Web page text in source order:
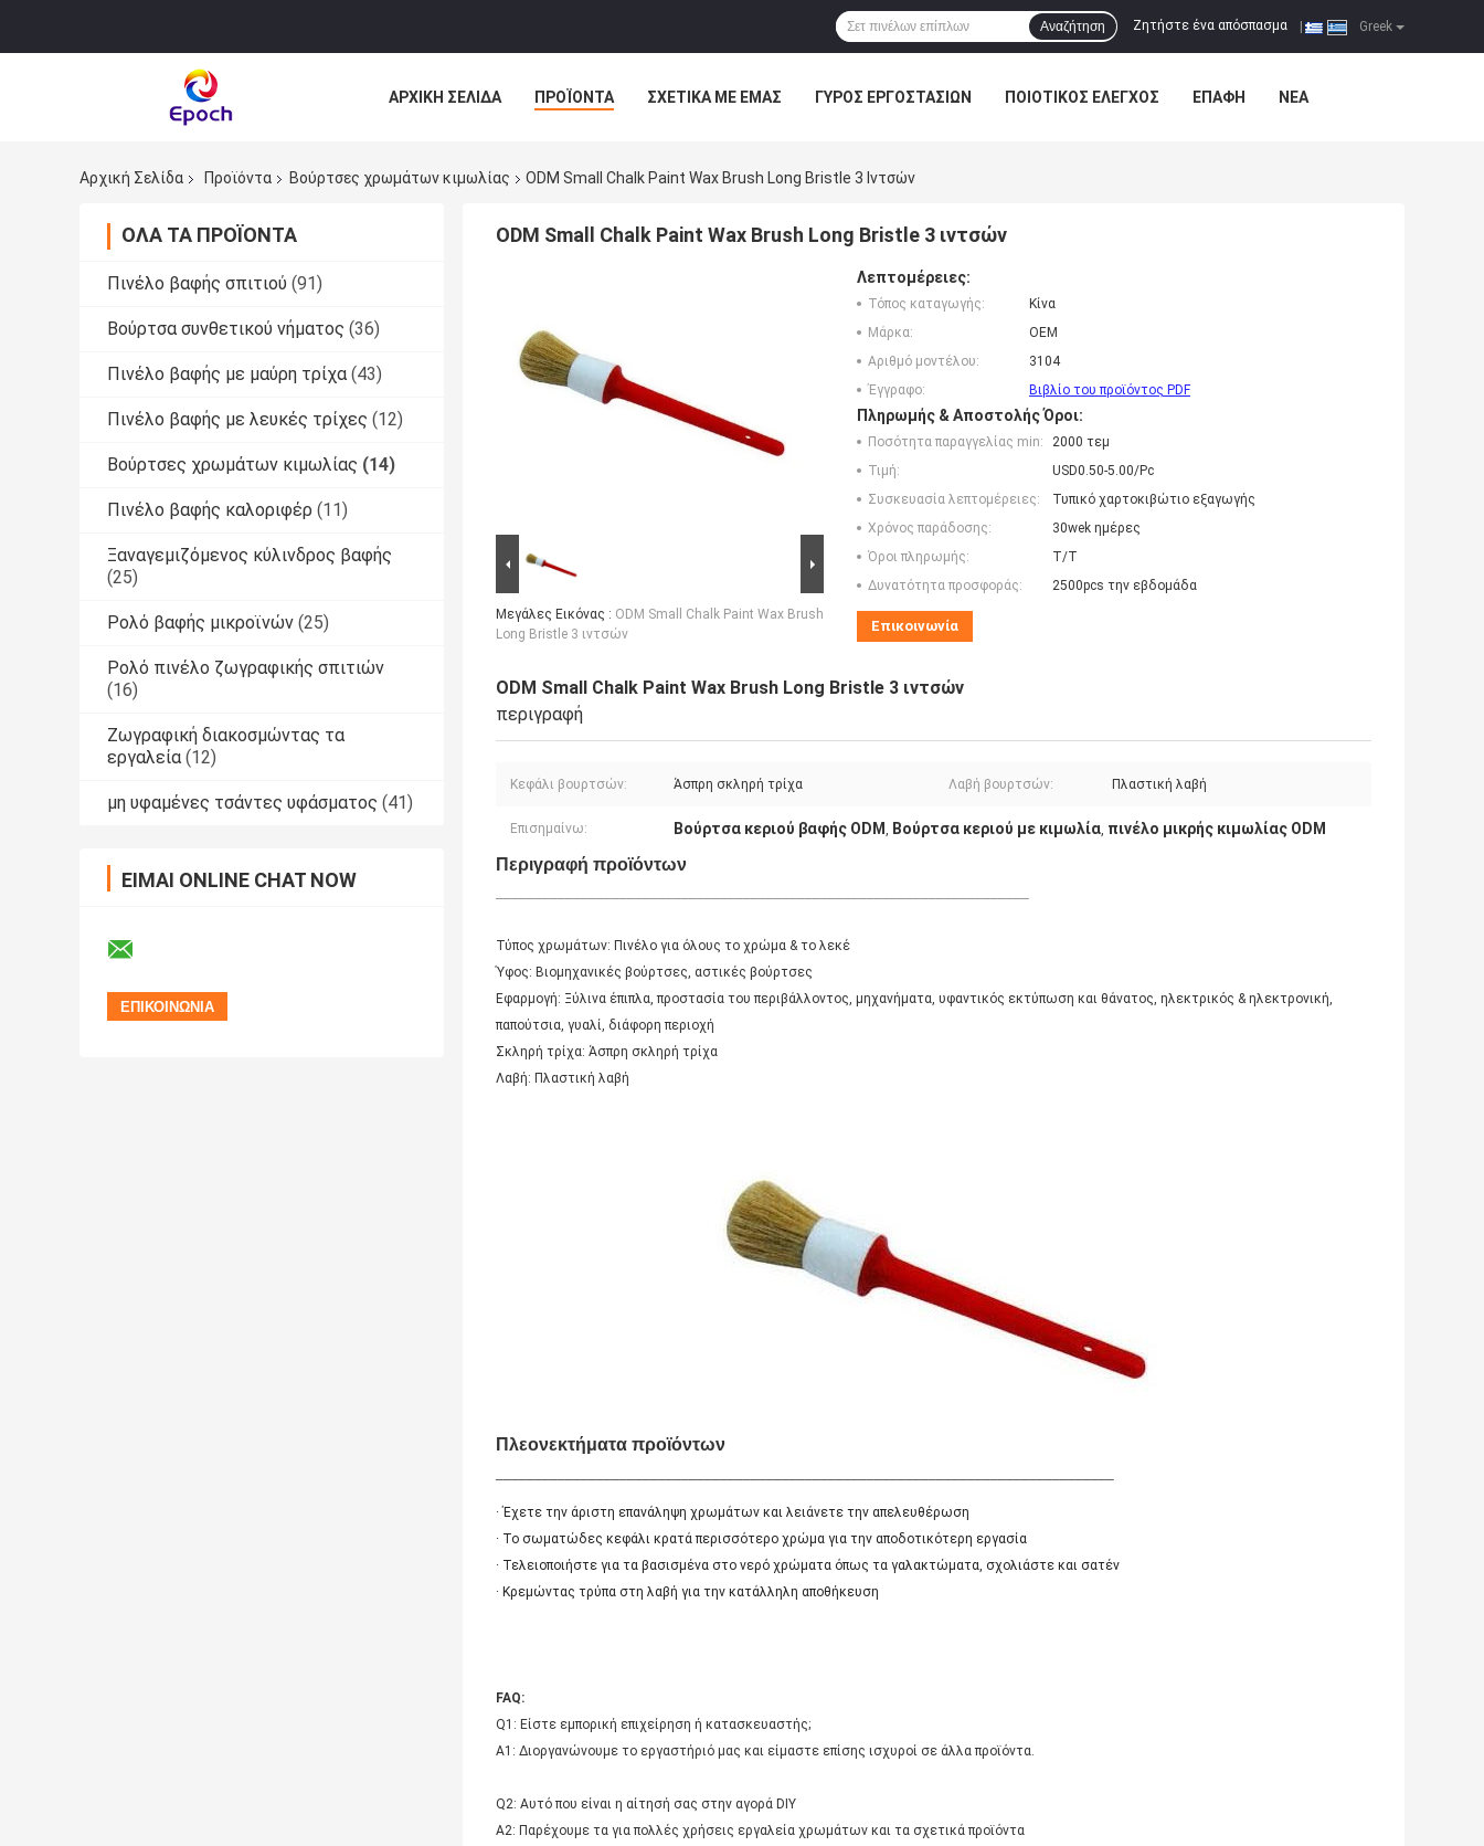
Greek
Ζητήστε ένα απόσπασμα
Αναζήτηση
ΑΡΧΙΚΉ ΣΕΛΊΔΑ ΠΡΟΪΌΝΤΑ ΣΧΕΤΙΚΆ ΜΕ ΕΜΆΣ ΓΎΡΟΣ ΕΡΓΟΣΤΑΣΊΩΝ ΠΟΙΟΤΙΚΌΣ ΈΛΕΓΧΟΣ ΕΠΑΦΉ ΝΈΑ
Αρχική Σελίδα
Προϊόντα Βούρτσες χρωμάτων κιμωλίας ODM Small Chalk Paint Wax Brush Long Bristle 3 Ιντσών
ΌΛΑ ΤΑ ΠΡΟΪΌΝΤΑ
Πινέλο βαφής σπιτιού (91)
Βούρτσα συνθετικού νήματος (36)
Πινέλο βαφής με μαύρη τρίχα (43)
Πινέλο βαφής με λευκές τρίχες (12)
Βούρτσες χρωμάτων κιμωλίας (14)
Πινέλο βαφής καλοριφέρ (11)
Ξαναγεμιζόμενος κύλινδρος βαφής
(25)
Ρολό βαφής μικροϊνών (25)
Ρολό πινέλο ζωγραφικής σπιτιών
(16)
Ζωγραφική διακοσμώντας τα
εργαλεία (12)
μη υφαμένες τσάντες υφάσματος (41)
ΕΊΜΑΙ ONLINE CHAT NOW
ODM Small Chalk Paint Wax Brush Long Bristle 3 ιντσών
Μεγάλες Εικόνας : ODM Small Chalk Paint Wax Brush
Long Bristle 3 ιντσών
Λεπτομέρειες:
Τόπος καταγωγής:
Κίνα
Μάρκα:
OEM
Αριθμό μοντέλου:
3104
Έγγραφο:
Βιβλίο του προϊόντος PDF
Πληρωμής & Αποστολής Όροι:
Ποσότητα παραγγελίας min:
2000 τεμ
Τιμή:
USD0.50-5.00/Pc
Συσκευασία λεπτομέρειες:
Τυπικό χαρτοκιβώτιο εξαγωγής
Χρόνος παράδοσης:
30wek ημέρες
Όροι πληρωμής:
T/T
Δυνατότητα προσφοράς:
2500pcs την εβδομάδα
Επικοινωνία
ODM Small Chalk Paint Wax Brush Long Bristle 3 ιντσών
περιγραφή
Κεφάλι βουρτσών: Άσπρη σκληρή τρίχα Λαβή βουρτσών: Πλαστική λαβή
Επισημαίνω: Βούρτσα κεριού βαφής ODM , Βούρτσα κεριού με κιμωλία, πινέλο μικρής κιμωλίας ODM
Περιγραφή προϊόντων
Τύπος χρωμάτων: Πινέλο για όλους το χρώμα & το λεκέ
Ύφος: Βιομηχανικές βούρτσες, αστικές βούρτσες
Εφαρμογή: Ξύλινα έπιπλα, προστασία του περιβάλλοντος, μηχανήματα, υφαντικός εκτύπωση και θάνατος, ηλεκτρικός & ηλεκτρονική,
παπούτσια, γυαλί, διάφορη περιοχή
Σκληρή τρίχα: Άσπρη σκληρή τρίχα
Λαβή: Πλαστική λαβή
Πλεονεκτήματα προϊόντων
· Έχετε την άριστη επανάληψη χρωμάτων και λειάνετε την απελευθέρωση
· Το σωματώδες κεφάλι κρατά περισσότερο χρώμα για την αποδοτικότερη εργασία
· Τελειοποιήστε για τα βασισμένα στο νερό χρώματα όπως τα γαλακτώματα, σχολιάστε και σατέν
· Κρεμώντας τρύπα στη λαβή για την κατάλληλη αποθήκευση
FAQ:
Q1: Είστε εμπορική επιχείρηση ή κατασκευαστής;
Α1: Διοργανώνουμε το εργαστήριό μας και είμαστε επίσης ισχυροί σε άλλα προϊόντα.
Q2: Αυτό που είναι η αίτησή σας στην αγορά DIY
A2: Παρέχουμε τα για πολλές χρήσεις εργαλεία χρωμάτων και τα σχετικά προϊόντα